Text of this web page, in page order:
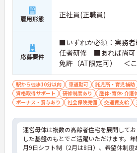
雇用形態 正社員(正職員)
応募要件
■いずれか必須：実務
任者研修 ■あれば尚可
免許（AT限定可） ＜
＞ワークライフバラン
お考えの方、入居者様そ
た、温かいケアを提供し
の介護分野でのご経験を
駅から徒歩10分以内 車通勤可 託児所・育児補助
資格取得サポート
研修制度あり
産休･育休･介護
ボーナス・賞与あり
社会保険完備 交通費支給
運営母体は複数の高齢者住宅を展開して
した基盤のもとでご活躍いただけます。
月9日シフト制（2月は8日）、希望休制度